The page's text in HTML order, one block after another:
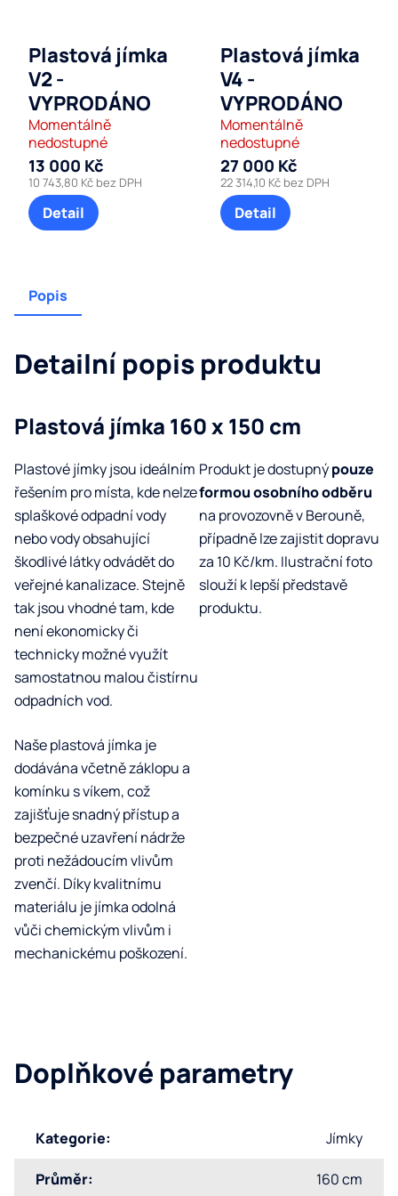
Plastová jímka
V2 -
VYPRODÁNO
Momentálně
nedostupné
10 743,80 Kč bez DPH
13 000 Kč
Detail
Plastová jímka
V4 -
VYPRODÁNO
Momentálně
nedostupné
22 314,10 Kč bez DPH
27 000 Kč
Detail
Popis
Detailní popis produktu
Plastová jímka 160 x 150 cm
Plastové jímky jsou ideálním
řešením pro místa, kde nelze
splaškové odpadní vody
nebo vody obsahující
škodlivé látky odvádět do
veřejné kanalizace. Stejně
tak jsou vhodné tam, kde
není ekonomicky či
technicky možné využít
samostatnou malou čistírnu
odpadních vod.
Naše plastová jímka je
dodávána včetně záklopu a
komínku s víkem, což
zajišťuje snadný přístup a
bezpečné uzavření nádrže
proti nežádoucím vlivům
zvenčí. Díky kvalitnímu
materiálu je jímka odolná
vůči chemickým vlivům i
mechanickému poškození.
Produkt je dostupnýpouze
formou osobního odběru
na provozovně v Berouně,
případně lze zajistit dopravu
za 10 Kč/km. Ilustrační foto
slouží k lepší představě
produktu.
Doplňkové parametry
Kategorie: Jímky
Průměr: 160 cm